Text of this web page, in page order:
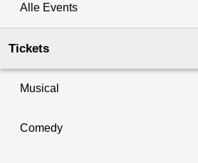
Alle Events
Tickets
Musical
Comedy